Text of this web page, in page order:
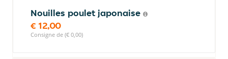
Nouilles poulet japonaise
€ 12,00
Consigne de (€ 0,00)